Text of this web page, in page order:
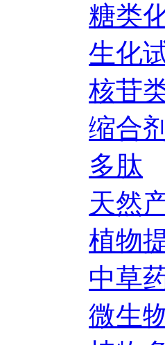
糖类
生化
核苷
缩合剂
多肽
天然
植物
中草
微生